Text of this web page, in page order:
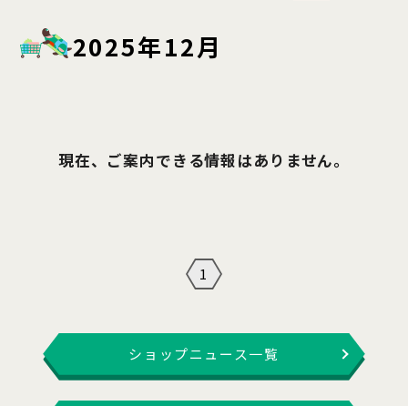
2025年12月
現在、ご案内できる情報はありません。
1
ショップニュース一覧